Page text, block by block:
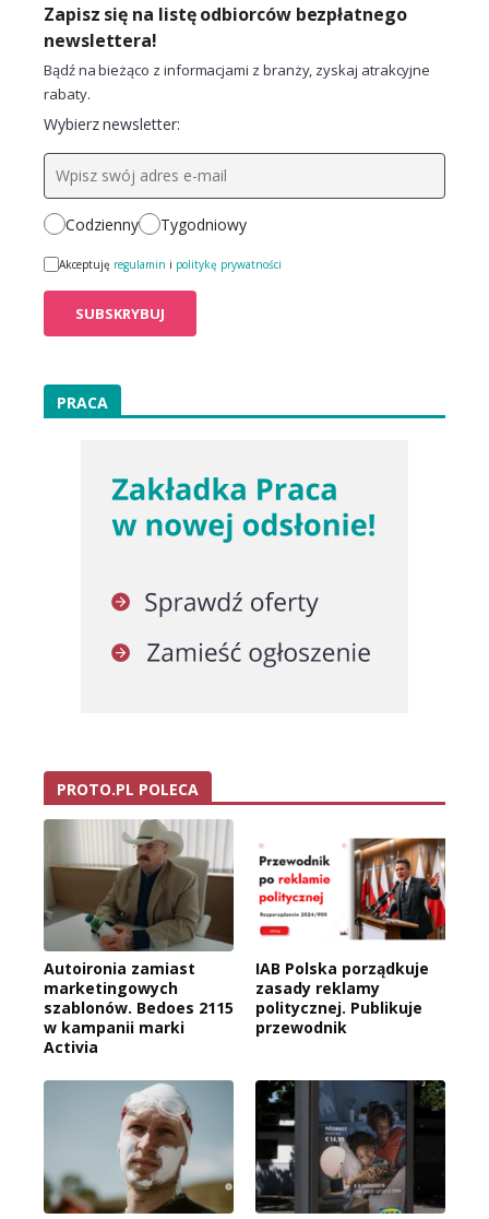
Zapisz się na listę odbiorców bezpłatnego
newslettera!
Bądź na bieżąco z informacjami z branży, zyskaj atrakcyjne
rabaty.
Wybierz newsletter:
Codzienny Tygodniowy
Akceptuję regulamin i politykę prywatności
PRACA
PROTO.PL POLECA
Autoironia zamiast
marketingowych
szablonów. Bedoes 2115
w kampanii marki
Activia
IAB Polska porządkuje
zasady reklamy
politycznej. Publikuje
przewodnik